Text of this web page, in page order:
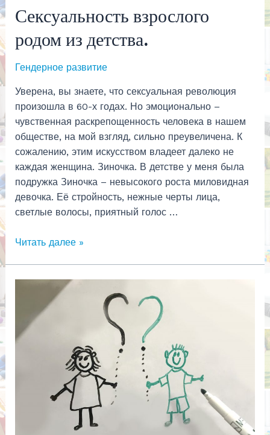
Сексуальность взрослого
родом из детства.
Гендерное развитие
Уверена, вы знаете, что сексуальная революция
произошла в 60-х годах. Но эмоционально –
чувственная раскрепощенность человека в нашем
обществе, на мой взгляд, сильно преувеличена. К
сожалению, этим искусством владеет далеко не
каждая женщина. Зиночка. В детстве у меня была
подружка Зиночка – невысокого роста миловидная
девочка. Её стройность, нежные черты лица,
светлые волосы, приятный голос …
Сексуальность
детства.
Читать далее »